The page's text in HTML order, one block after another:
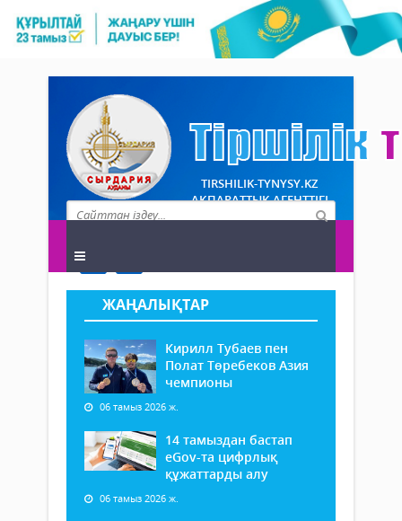
TIRSHILIK-TYNYSY.KZ
АҚПАРАТТЫҚ АГЕНТТІГІ
ЖАҢАЛЫҚТАР
Кирилл Тубаев пен
Полат Төребеков Азия
чемпионы
06 тамыз 2026 ж.
14 тамыздан бастап
еGov-та цифрлық
құжаттарды алу
06 тамыз 2026 ж.